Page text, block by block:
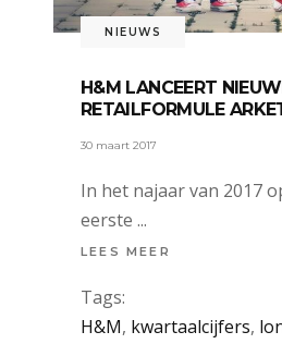
NIEUWS
H&M LANCEERT
RETAILFORMULE
30 maart 2017
In het najaar van 2017
eerste
LEES MEER
Tags:
H&M, kwartaalcijfers,